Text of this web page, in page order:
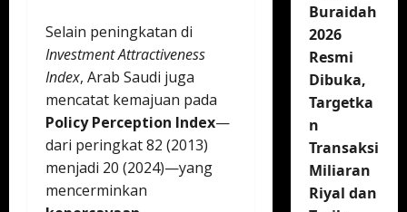
Selain peningkatan di
Investment Attractiveness
Index, Arab Saudi juga
mencatat kemajuan pada
Policy Perception Index—
dari peringkat 82 (2013)
menjadi 20 (2024)—yang
mencerminkan
Buraidah
2026
Resmi
Dibuka,
Targetka
n
Transaksi
Miliaran
Riyal dan